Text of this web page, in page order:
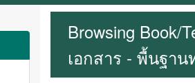
Browsing Book/
เอกสาร - พื้นฐา